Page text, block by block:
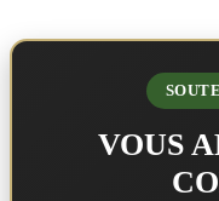
VOUS